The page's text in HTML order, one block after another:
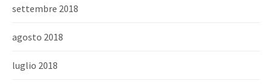
settembre 2018
agosto 2018
luglio 2018